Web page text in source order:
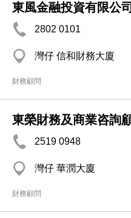
東風金融投資有限公司
2802 0101
灣仔 信和財務大廈
財務顧問
東榮財務及商業咨詢
2519 0948
灣仔 華潤大廈
財務顧問